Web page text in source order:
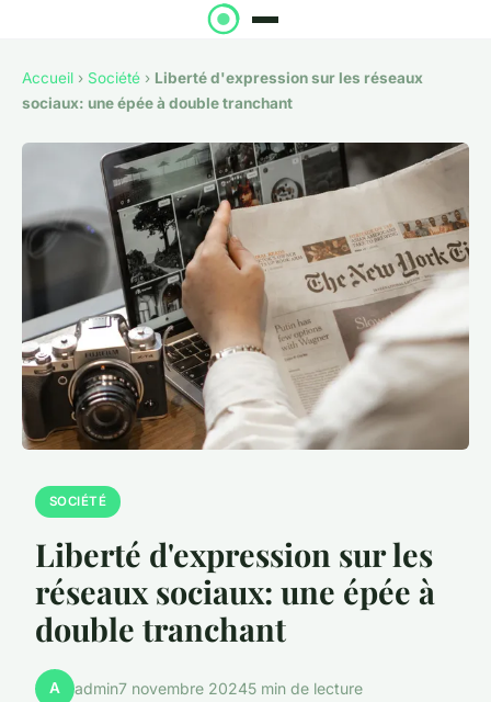
Accueil › Société › Liberté d'expression sur les réseaux
sociaux: une épée à double tranchant
SOCIÉTÉ
Liberté d'expression sur les
réseaux sociaux: une épée à
double tranchant
A admin7 novembre 20245 min de lecture